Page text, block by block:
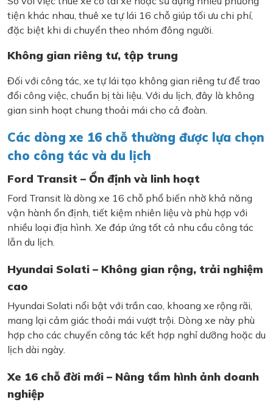
tiện khác nhau, thuê xe tự lái 16 chỗ giúp tối ưu chi phí,
đặc biệt khi di chuyển theo nhóm đông người.
Không gian riêng tư, tập trung
Đối với công tác, xe tự lái tạo không gian riêng tư để trao
đổi công việc, chuẩn bị tài liệu. Với du lịch, đây là không
gian sinh hoạt chung thoải mái cho cả đoàn.
Các dòng xe 16 chỗ thường được lựa chọn
cho công tác và du lịch
Ford Transit – Ổn định và linh hoạt
Ford Transit là dòng xe 16 chỗ phổ biến nhờ khả năng
vận hành ổn định, tiết kiệm nhiên liệu và phù hợp với
nhiều loại địa hình. Xe đáp ứng tốt cả nhu cầu công tác
lẫn du lịch.
Hyundai Solati – Không gian rộng, trải nghiệm
cao
Hyundai Solati nổi bật với trần cao, khoang xe rộng rãi,
mang lại cảm giác thoải mái vượt trội. Dòng xe này phù
hợp cho các chuyến công tác kết hợp nghỉ dưỡng hoặc du
lịch dài ngày.
Xe 16 chỗ đời mới – Nâng tầm hình ảnh doanh
nghiệp